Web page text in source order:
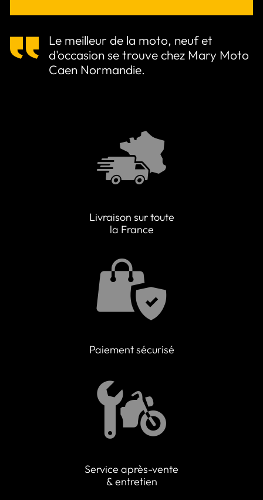
Le meilleur de la moto, neuf et
d'occasion se trouve chez Mary Moto
Caen Normandie.
Livraison sur toute
la France
Paiement sécurisé
Service après-vente
& entretien